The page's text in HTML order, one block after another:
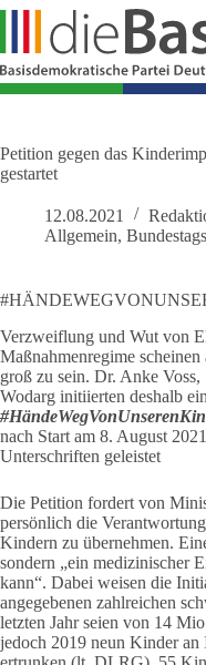
Zum
springen
Petition gegen das
gestartet
12.08.2021
Allgemein,
Verzweiflung und Wut von
Maßnahmenregime
groß zu sein. Dr. Anke
Wodarg initiierten deshalb
nach Start am 8. August
Unterschriften geleistet
Die Petition fordert von
persönlich die
Kindern zu übernehmen.
sondern „ein medizinischer
kann“. Dabei weisen die
angegebenen zahlreichen
letzten Jahr seien von 14
jedoch 2019 neun Kinder